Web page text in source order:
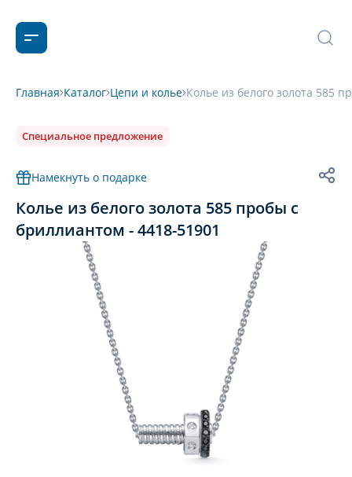
Главная Каталог Цепи и колье Колье из белого золота 585
Специальное предложение
Намекнуть о подарке
Колье из белого золота 585 пробы с
бриллиантом - 4418-51901